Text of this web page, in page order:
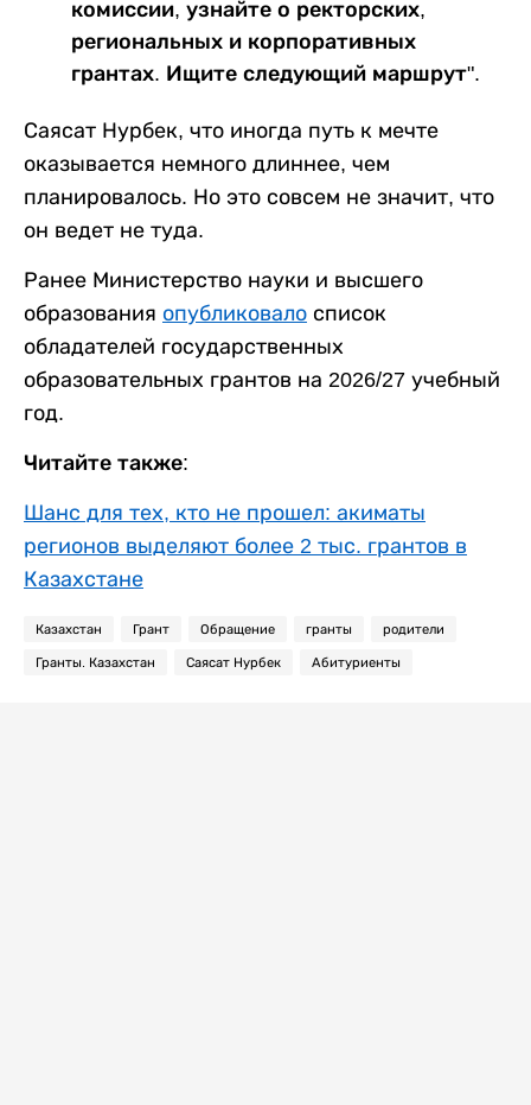
комиссии, узнайте о ректорских,
региональных и корпоративных
грантах. Ищите следующий маршрут".
Саясат Нурбек, что иногда путь к мечте
оказывается немного длиннее, чем
планировалось. Но это совсем не значит, что
он ведет не туда.
Ранее Министерство науки и высшего
образования опубликовало список
обладателей государственных
образовательных грантов на 2026/27 учебный
год.
Читайте также:
Шанс для тех, кто не прошел: акиматы
регионов выделяют более 2 тыс. грантов в
Казахстане
Казахстан Грант Обращение гранты родители
Гранты. Казахстан Саясат Нурбек Абитуриенты